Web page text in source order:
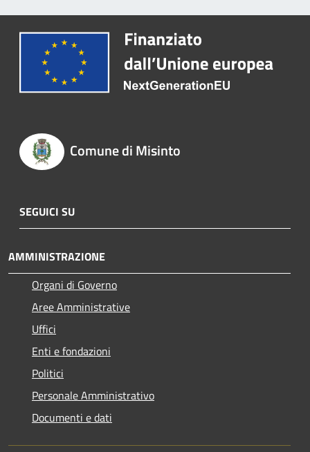
Comune di Misinto
SEGUICI SU
AMMINISTRAZIONE
Organi di Governo
Aree Amministrative
Uffici
Enti e fondazioni
Politici
Personale Amministrativo
Documenti e dati